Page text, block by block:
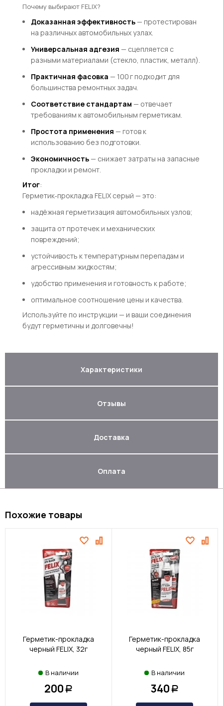
Почему выбирают FELIX?
Доказанная эффективность— протестирован
на различных автомобильных узлах.
Универсальная адгезия — сцепляется с
разными материалами (стекло, пластик, металл).
Практичная фасовка — 100 г подходит для
большинства ремонтных задач.
Соответствие стандартам — отвечает
требованиям к автомобильным герметикам.
Простота применения — готов к
использованию без подготовки.
Экономичность— снижает затраты на запасные
прокладки и ремонт.
Итог:
Герметик‑прокладка FELIX серый — это:
надёжная герметизация автомобильных узлов;
защита от протечек и механических
повреждений;
устойчивость к температурным перепадам и
агрессивным жидкостям;
удобство применения и готовность к работе;
оптимальное соотношение цены и качества.
Используйте по инструкции — и ваши соединения
будут герметичны и долговечны!
Характеристики
Отзывы
Доставка
Оплата
Похожие товары
Герметик-прокладка
черный FELIX, 32г
В наличии
200 Р
Герметик-прокладка
черный FELIX, 85г
В наличии
340 Р